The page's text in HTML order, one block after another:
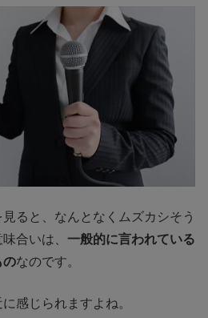
ると、なんとなくムズカシそう
合いは、 一般的に言われている
のなのです。
感じられますよね。